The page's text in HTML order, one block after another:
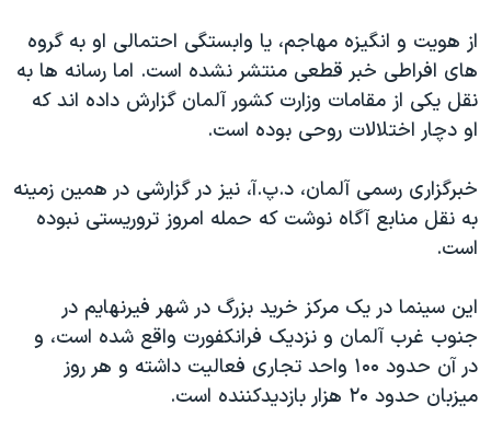
از هویت و انگیزه مهاجم، یا وابستگی احتمالی او به گروه
های افراطی خبر قطعی منتشر نشده است. اما رسانه ها به
نقل یکی از مقامات وزارت کشور آلمان گزارش داده اند که
او دچار اختلالات روحی بوده است.
خبرگزاری رسمی آلمان، د.پ.آ، نیز در گزارشی در همین زمینه
به نقل منابع آگاه نوشت که حمله امروز تروریستی نبوده
است.
این سینما در یک مرکز خرید بزرگ در شهر فیرنهایم در
جنوب غرب آلمان و نزدیک فرانکفورت واقع شده است، و
در آن حدود ۱۰۰ واحد تجاری فعالیت داشته و هر روز
میزبان حدود ۲۰ هزار بازدیدکننده است.